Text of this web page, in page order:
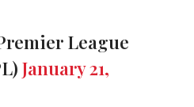
League
January 21,